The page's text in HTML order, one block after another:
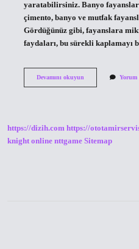
yaratabilirsiniz. Banyo
çimento, banyo ve mutfak
Gördüğünüz gibi, fayanslara
faydaları, bu sürekli kaplamayı
Devamını okuyunBanyo
Yorum
https://dizih.com https://
knight online nttgame Sitemap